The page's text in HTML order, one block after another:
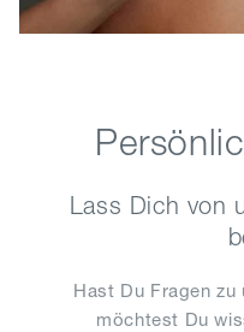
Lass Dich von
Hast Du Fragen zu
möchtest Du